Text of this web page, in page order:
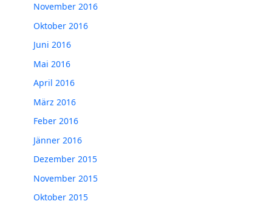
November 2016
Oktober 2016
Juni 2016
Mai 2016
April 2016
März 2016
Feber 2016
Jänner 2016
Dezember 2015
November 2015
Oktober 2015